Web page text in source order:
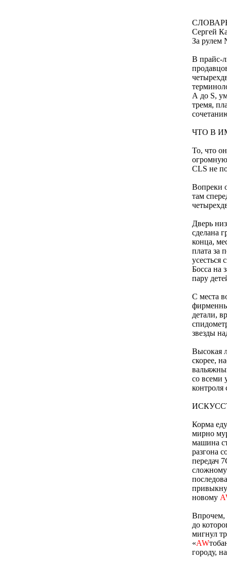
Сергей
За рулем
В прайс-
А до S,
тремя,
ЧТО В
То, что
CLS не
Вопреки
там
Дверь
сделана
конца,
плата за
усесться
Босса на
пару
С места
детали,
звезды
Высокая
скорее,
со всеми
контроля
Корма
мирно
машина
разгона
передач
новому
Впрочем,
до
мигнул
«AW
городу,